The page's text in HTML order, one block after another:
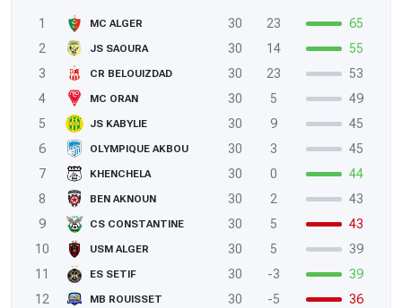
1 MC ALGER 30 23
65
2
JS SAOURA 30 14
55
3
CR BELOUIZDAD 30 23
53
4
MC ORAN 30 5
49
5
JS KABYLIE 30 9
45
6
OLYMPIQUE AKBOU 30 3
45
7
KHENCHELA 30 0
44
8
BEN AKNOUN 30 2
43
9
CS CONSTANTINE 30 5
43
10
USM ALGER 30 5
39
11
ES SETIF 30 -3
39
12
MB ROUISSET 30 -5
36